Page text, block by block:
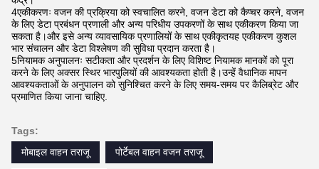
4एकीकरणः वजन की प्रक्रिया को स्वचालित करने, वजन डेटा को कैप्चर करने, वजन
के लिए डेटा प्रबंधन प्रणाली और अन्य परिधीय उपकरणों के साथ एकीकरण किया जा
सकता है।और इसे अन्य व्यावसायिक प्रणालियों के साथ एकीकृतयह एकीकरण कुशल
भार संचालन और डेटा विश्लेषण की सुविधा प्रदान करता है।
5नियामक अनुपालनः सटीकता और प्रदर्शन के लिए विशिष्ट नियामक मानकों को पूरा
करने के लिए अक्सर स्थिर भारपुलियों की आवश्यकता होती है।उन्हें वैधानिक मापन
आवश्यकताओं के अनुपालन को सुनिश्चित करने के लिए समय-समय पर कैलिब्रेट और
प्रमाणित किया जाना चाहिए.
Tags:
मोबाइल वाहन तराजू
पोर्टेबल वाहन वजन तराजू